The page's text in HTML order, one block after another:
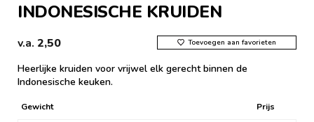
INDONESISCHE KRUIDEN
v.a. 2,50 Toevoegen aan favorieten
Heerlijke kruiden voor vrijwel elk gerecht binnen de
Indonesische keuken.
Gewicht Prijs